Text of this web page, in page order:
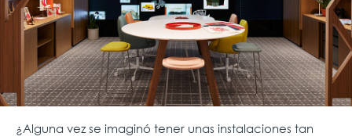
¿Alguna vez se imaginó tener unas instalaciones tan